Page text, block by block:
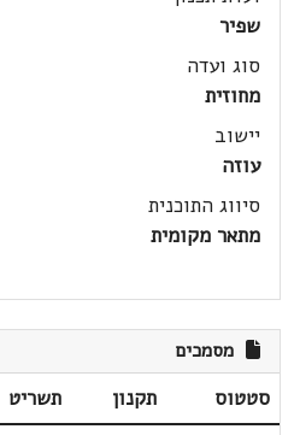
שפיר
סוג ועדה
מחוזית
יישוב
עוזה
סיווג התוכנית
מתאר מקומית
מסמכים
סטטוס תקנון תשריט